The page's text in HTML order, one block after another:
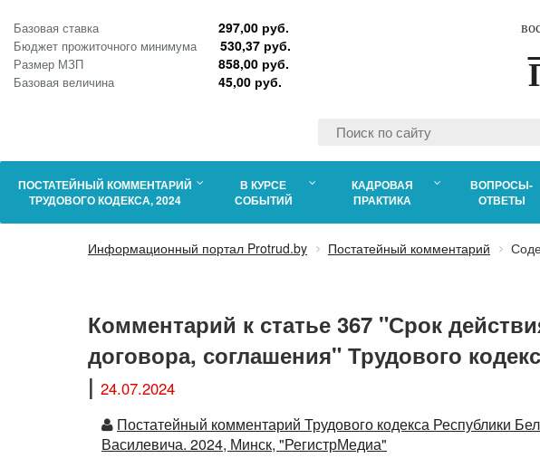
Базовая ставка 297,00 руб.
Бюджет прожиточного минимума 530,37 руб.
Размер МЗП 858,00 руб.
Базовая величина 45,00 руб.
ПОСТАТЕЙНЫЙ КОММЕНТАРИЙ
ТРУДОВОГО КОДЕКСА, 2024
В КУРСЕ
СОБЫТИЙ
КАДРОВАЯ
ПРАКТИКА
ВОПРОСЫ-
ОТВЕТЫ
Информационный портал Protrud.by Постатейный комментарий
Комментарий к статье 367 "Срок
договора, соглашения" Трудового
| 24.07.2024
Автор
Постатейный комментарий Трудового кодекса Республики
Василевича. 2024, Минск, "РегистрМедиа"